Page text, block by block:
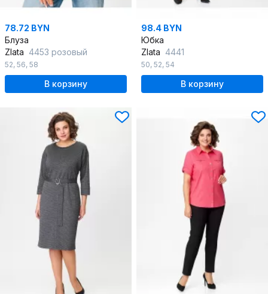
78.72 BYN
Блуза
Zlata 4453 розовый
52, 56, 58
В корзину
98.4 BYN
Юбка
Zlata 4441
50, 52, 54
В корзину